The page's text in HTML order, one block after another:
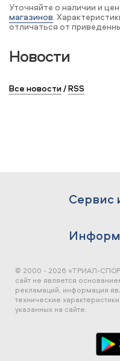
Уточняйте о наличии и
магазинов.
отличаться от
Новости
Все новости/RSS
Сервис
© 2000 - 2026 «ТРИАЛ-
сайт не является
рекламаций, информация
технические
указанных на сайте.